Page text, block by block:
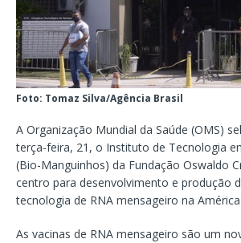
Foto: Tomaz Silva/Agência Brasil
A Organização Mundial da Saúde (OMS)
terça-feira, 21, o Instituto de Tecnologia
(Bio-Manguinhos) da Fundação Oswaldo
centro para desenvolvimento e produção
tecnologia de RNA mensageiro na
As vacinas de RNA mensageiro são um